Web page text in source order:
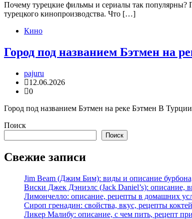
Почему турецкие фильмы и сериалы так популярны?
турецкого кинопроизводства. Что […]
Кино
Город под названием Бэтмен на
pajuru
12.06.2026
0
Город под названием Бэтмен на реке Бэтмен В
Поиск
Поиск
Свежие записи
Jim Beam (Джим Бим): виды и описание
Виски Джек Дэниэлс (Jack Daniel’s): описание,
Лимончелло: описание, рецепты в домашних
Сироп гренадин: свойства, вкус, рецепты
Ликер Малибу: описание, с чем пить, рецепт